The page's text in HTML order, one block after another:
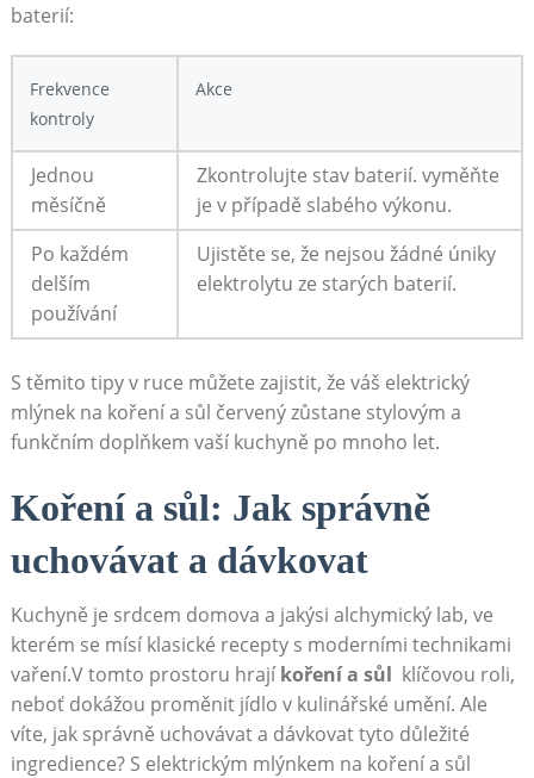
baterií:
Frekvence
kontroly
Akce
Jednou
měsíčně
Zkontrolujte stav baterií. vyměňte
je v případě slabého výkonu.
Po každém
delším
používání
Ujistěte se, že ‌nejsou žádné ‍úniky
elektrolytu ze starých ‍baterií.
S těmito tipy v ruce můžete zajistit, že váš ⁤elektrický
mlýnek na koření a⁢ sůl červený zůstane stylovým‍ a
funkčním doplňkem vaší kuchyně po mnoho let.
Koření a sůl: Jak správně
uchovávat a dávkovat
Kuchyně je srdcem domova a jakýsi alchymický lab, ve
kterém se ‍mísí klasické ‌recepty⁢ s moderními technikami
vaření.V tomto prostoru hrají⁢koření a sůl ⁢ klíčovou roli,
neboť dokážou proměnit jídlo v kulinářské umění.⁢ Ale
víte,‌ jak ‍správně uchovávat a dávkovat ‌tyto⁤ důležité
ingredience? S‍ elektrickým mlýnkem na koření a sůl